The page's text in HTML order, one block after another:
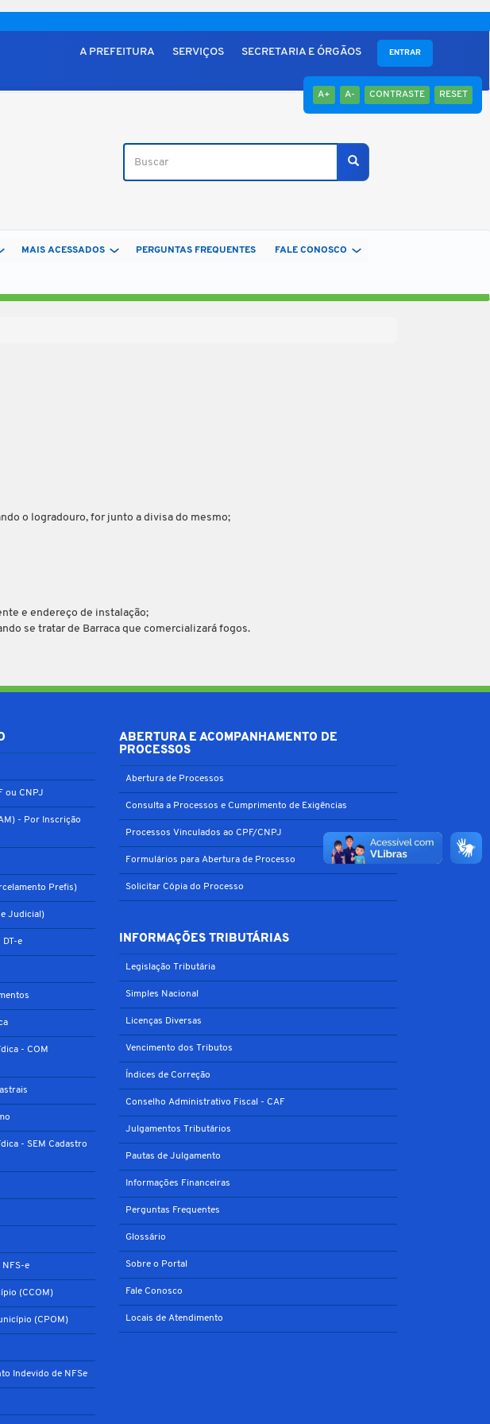
A+ A- CONTRASTE RESET
A PREFEITURA SERVIÇOS SECRETARIA E ÓRGÃOS
Buscar
Buscar
ENTRAR
MAIS ACESSADOS PERGUNTAS FREQUENTES FALE CONOSCO
o logradouro, for junto a divisa do mesmo;
e endereço de instalação;
se tratar de Barraca que comercializará fogos.
ou CNPJ
- Por Inscrição
Prefis)
Judicial)
e
- COM
- SEM Cadastro
e
(CCOM)
(CPOM)
Indevido de NFSe
ABERTURA E ACOMPANHAMENTO DE
PROCESSOS
Abertura de Processos
Consulta a Processos e Cumprimento de Exigências
Processos Vinculados ao CPF/CNPJ
Formulários para Abertura de Processo
Solicitar Cópia do Processo
INFORMAÇÕES TRIBUTÁRIAS
Legislação Tributária
Simples Nacional
Licenças Diversas
Vencimento dos Tributos
Índices de Correção
Conselho Administrativo Fiscal - CAF
Julgamentos Tributários
Pautas de Julgamento
Informações Financeiras
Perguntas Frequentes
Glossário
Sobre o Portal
Fale Conosco
Locais de Atendimento